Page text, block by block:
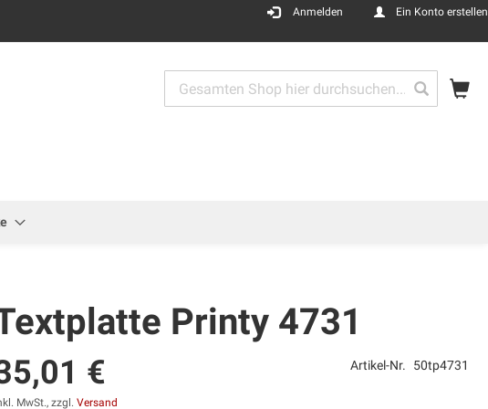
Anmelden Ein Konto erstellen
Search
Printy 4731
€
MwSt., zzgl.Versand
Artikel-Nr. 50tp4731